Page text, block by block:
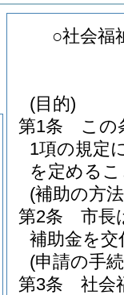
○社会福
(目的)
第1条
この
1項の規定
を定める
(補助の方
第2条
市長
補助金を
(申請の手
第3条
社会